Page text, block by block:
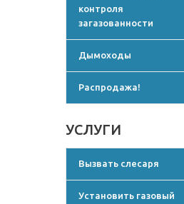
контроля
загазованности
Дымоходы
Распродажа!
УСЛУГИ
Вызвать слесаря
Установить газовый